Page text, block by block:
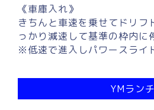
《車庫入れ》
きちんと車速を乗せてドリフ
っかり減速して基準の枠内に
※低速で進入しパワースライ
YMランチ